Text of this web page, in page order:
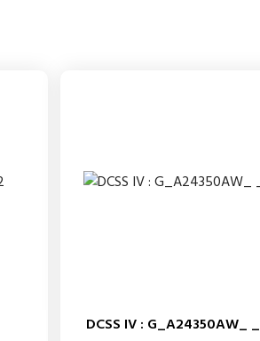
DCSS IV : G_A24350AW_ _